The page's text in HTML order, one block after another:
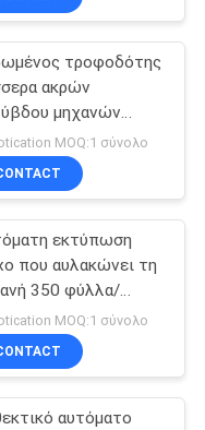
τη
14
τροφοδότης
ακρών
μηχανών
χρώμα
μηχανή
MOQ:1 σύνολο
εκτύπωση
που αυλακώνει τη
350 φύλλα/
λ. ελέγχου
MOQ:1 σύνολο
αυτόματο